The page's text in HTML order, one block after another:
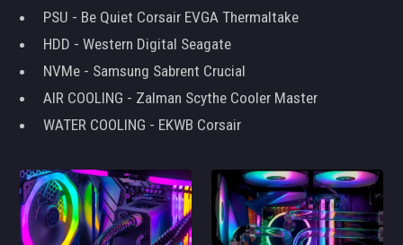
PSU - Be Quiet Corsair EVGA Thermaltake
HDD - Western Digital Seagate
NVMe - Samsung Sabrent Crucial
AIR COOLING - Zalman Scythe Cooler Master
WATER COOLING - EKWB Corsair